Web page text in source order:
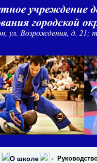
О школе -